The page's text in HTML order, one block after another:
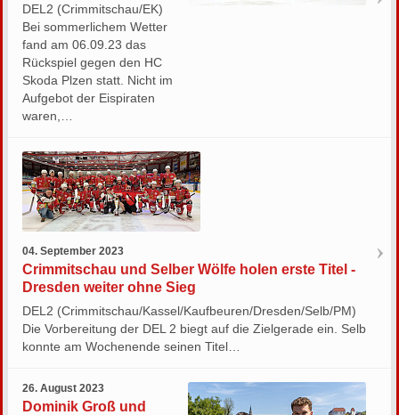
DEL2 (Crimmitschau/EK)
Bei sommerlichem Wetter
fand am 06.09.23 das
Rückspiel gegen den HC
Skoda Plzen statt. Nicht im
Aufgebot der Eispiraten
waren,…
04. September 2023
Crimmitschau und Selber Wölfe holen erste Titel -
Dresden weiter ohne Sieg
DEL2 (Crimmitschau/Kassel/Kaufbeuren/Dresden/Selb/PM)
Die Vorbereitung der DEL 2 biegt auf die Zielgerade ein. Selb
konnte am Wochenende seinen Titel…
26. August 2023
Do­mi­nik Groß und